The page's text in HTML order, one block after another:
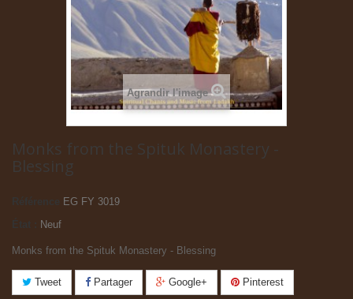
Agrandir l'image
Monks from the Spituk Monastery -
Blessing
Référence
EG FY 3019
Neuf
Monks from the Spituk Monastery - Blessing
Tweet Partager Google+ Pinterest